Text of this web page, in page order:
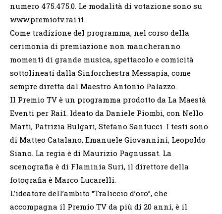
numero 475.475.0. Le modalità di votazione sono su
www.premiotv.rai.it.
Come tradizione del programma, nel corso della
cerimonia di premiazione non mancheranno
momenti di grande musica, spettacolo e comicità
sottolineati dalla Sinforchestra Messapia, come
sempre diretta dal Maestro Antonio Palazzo.
Il Premio TV è un programma prodotto da La Maestà
Eventi per Rai1. Ideato da Daniele Piombi, con Nello
Marti, Patrizia Bulgari, Stefano Santucci. I testi sono
di Matteo Catalano, Emanuele Giovannini, Leopoldo
Siano. La regia è di Maurizio Pagnussat. La
scenografia è di Flaminia Suri, il direttore della
fotografia è Marco Lucarelli.
L’ideatore dell’ambito “Traliccio d’oro”, che
accompagna il Premio TV da più di 20 anni, è il